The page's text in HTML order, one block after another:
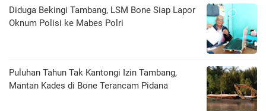
Diduga Bekingi Tambang, LSM Bone Siap Lapor
Oknum Polisi ke Mabes Polri
Puluhan Tahun Tak Kantongi Izin Tambang,
Mantan Kades di Bone Terancam Pidana